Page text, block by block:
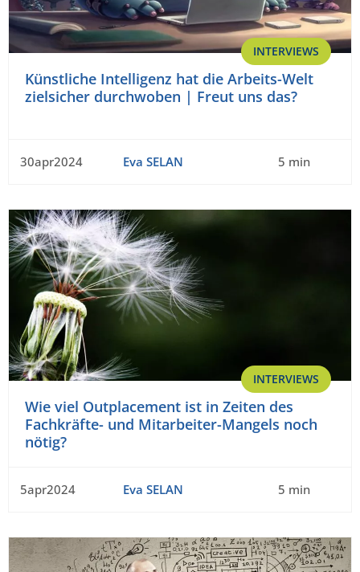
INTERVIEWS
Künstliche Intelligenz hat die Arbeits-Welt
zielsicher durchwoben | Freut uns das?
30apr2024 Eva SELAN 5 min
INTERVIEWS
Wie viel Outplacement ist in Zeiten des
Fachkräfte- und Mitarbeiter-Mangels noch
nötig?
5apr2024 Eva SELAN 5 min